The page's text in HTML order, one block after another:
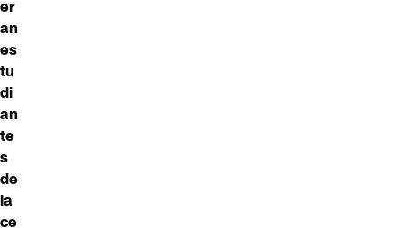
er
an
es
tu
di
an
te
s
de
la
ce